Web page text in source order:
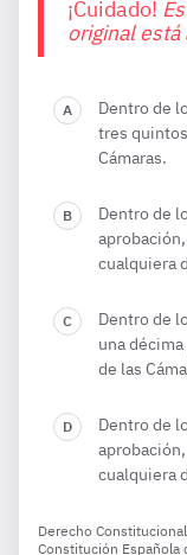
¡Cuidado!
original
Dentro de
tres
Cámaras.
Dentro de
cualquiera
Dentro de
una
de las
Dentro de
cualquiera
Derecho
Constitución Española